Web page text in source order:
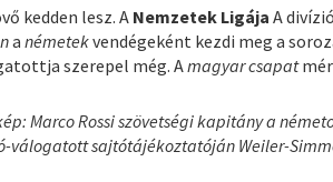
kedden lesz. A Nemzetek LigájaA
anémetekvendégeként kezdi meg a
szerepel még. Amagyar csapat
Marco Rossi szövetségi kapitány a
sajtótájékoztatóján Weiler-